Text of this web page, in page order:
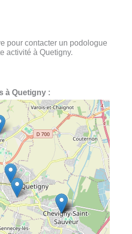
pour contacter un podologue
activité à Quetigny.
à Quetigny :